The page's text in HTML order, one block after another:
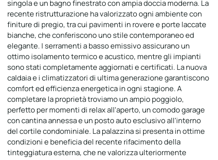
singola e un bagno finestrato con ampia doccia moderna. La
recente ristrutturazione ha valorizzato ogni ambiente con
finiture di pregio, tra cui pavimenti in rovere e porte laccate
bianche, che conferiscono uno stile contemporaneo ed
elegante. I serramenti a basso emissivo assicurano un
ottimo isolamento termico e acustico, mentre gli impianti
sono stati completamente aggiornati e certificati. La nuova
caldaia e i climatizzatori di ultima generazione garantiscono
comfort ed efficienza energetica in ogni stagione. A
completare la proprietà troviamo un ampio poggiolo,
perfetto per momenti di relax all'aperto, un comodo garage
con cantina annessa e un posto auto esclusivo all'interno
del cortile condominiale. La palazzina si presenta in ottime
condizioni e beneficia del recente rifacimento della
tinteggiatura esterna, che ne valorizza ulteriormente